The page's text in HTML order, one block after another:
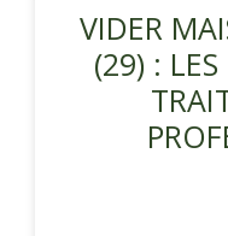
VIDER
(29) :